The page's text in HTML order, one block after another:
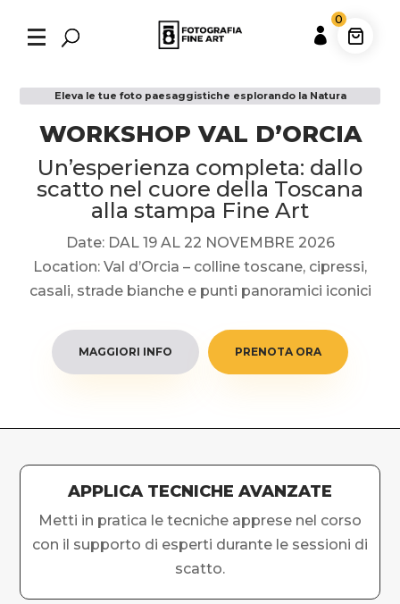

Eleva le tue foto paesaggistiche esplorando la Natura
WORKSHOP VAL D’ORCIA
Un’esperienza completa: dallo
scatto nel cuore della Toscana
alla stampa Fine Art
Date: DAL 19 AL 22 NOVEMBRE 2026
Location: Val d’Orcia – colline toscane, cipressi,
casali, strade bianche e punti panoramici iconici
MAGGIORI INFO PRENOTA ORA
APPLICA TECNICHE AVANZATE
Metti in pratica le tecniche apprese nel corso
con il supporto di esperti durante le sessioni di
scatto.
0